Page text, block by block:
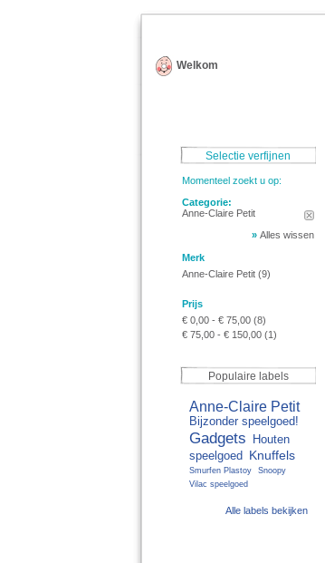
Welkom
Selectie verfijnen
Momenteel zoekt u op:
Categorie:
Anne-Claire Petit
» Alles wissen
Merk
Anne-Claire Petit (9)
Prijs
€ 0,00 - € 75,00 (8)
€ 75,00 - € 150,00 (1)
Populaire labels
Anne-Claire Petit
Bijzonder speelgoed!
Gadgets
Houten
speelgoed
Knuffels
Smurfen Plastoy
Snoopy
Vilac speelgoed
Alle labels bekijken